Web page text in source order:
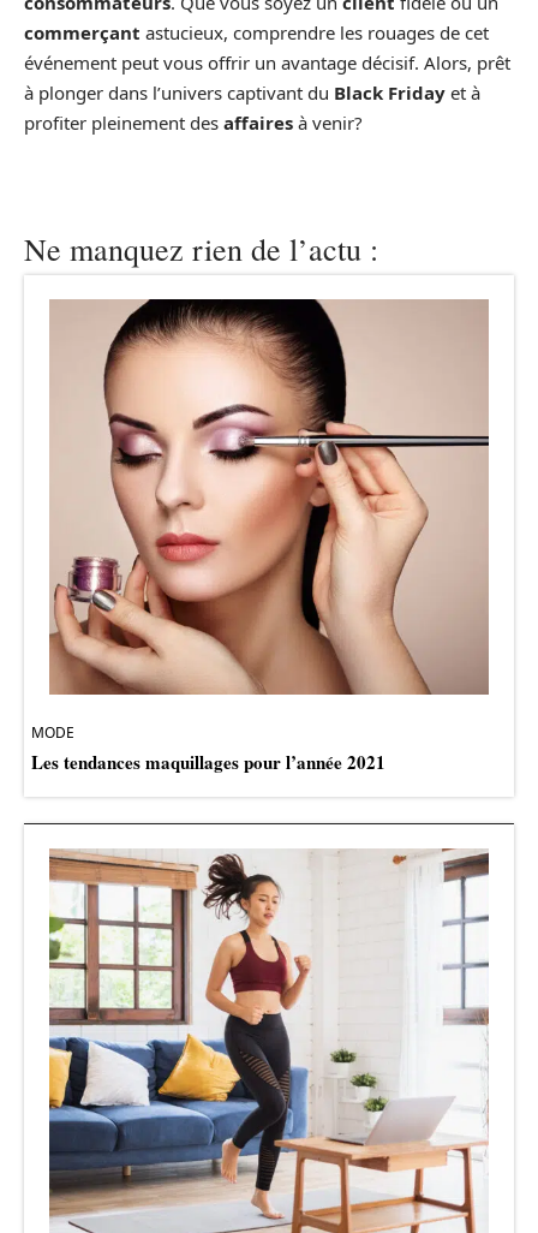
commerçant astucieux, comprendre les rouages de cet
événement peut vous offrir un avantage décisif. Alors, prêt
à plonger dans l’univers captivant du Black Friday et à
profiter pleinement des affaires à venir?
Ne manquez rien de l’actu :
MODE
Les tendances maquillages pour l’année 2021